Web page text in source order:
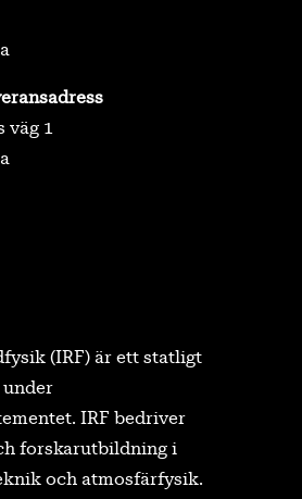
väg 1
(IRF) är ett statligt
IRF bedriver
forskarutbildning i
och atmosfärfysik.